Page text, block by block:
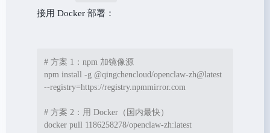
接用 Docker 部署：
# 方案 1：npm 加镜像源
npm install -g @qingchencloud/openclaw-zh@latest
--registry=https://registry.npmmirror.com
# 方案 2：用 Docker（国内最快）
docker pull 1186258278/openclaw-zh:latest